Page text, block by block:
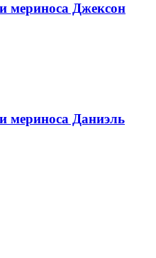
мериноса Джексон
мериноса Даниэль